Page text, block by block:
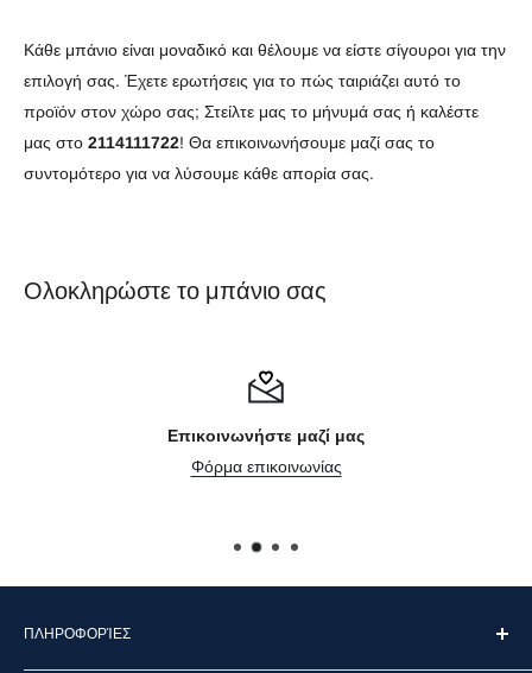
Κάθε μπάνιο είναι μοναδικό και θέλουμε να είστε σίγουροι για την
επιλογή σας. Έχετε ερωτήσεις για το πώς ταιριάζει αυτό το
προϊόν στον χώρο σας; Στείλτε μας το μήνυμά σας ή καλέστε
μας στο 2114111722! Θα επικοινωνήσουμε μαζί σας το
συντομότερο για να λύσουμε κάθε απορία σας.
Ολοκληρώστε το μπάνιο σας
Επικοινωνήστε μαζί μας
Φόρμα επικοινωνίας
ΠΛΗΡΟΦΟΡΊΕΣ